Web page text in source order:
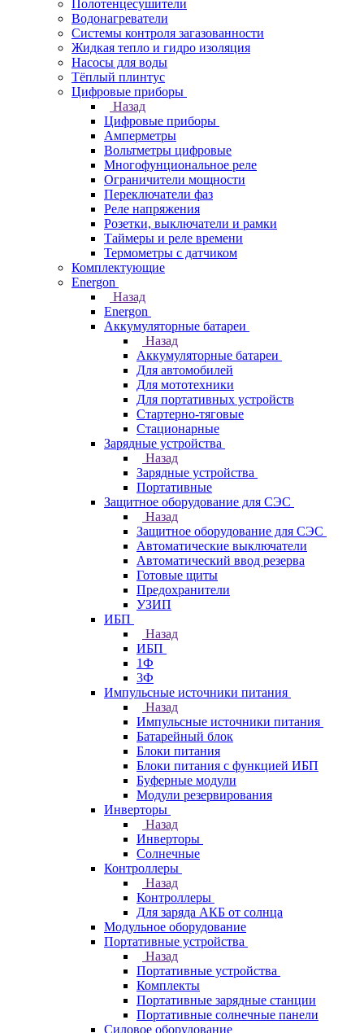
Полотенцесушители
Водонагреватели
Системы контроля загазованности
Жидкая тепло и гидро изоляция
Насосы для воды
Тёплый плинтус
Цифровые приборы
Назад
Цифровые приборы
Амперметры
Вольтметры цифровые
Многофунциональное реле
Ограничители мощности
Переключатели фаз
Реле напряжения
Розетки, выключатели и рамки
Таймеры и реле времени
Термометры c датчиком
Комплектующие
Energon
Назад
Energon
Аккумуляторные батареи
Назад
Аккумуляторные батареи
Для автомобилей
Для мототехники
Для портативных устройств
Стартерно-тяговые
Стационарные
Зарядные устройства
Назад
Зарядные устройства
Портативные
Защитное оборудование для СЭС
Назад
Защитное оборудование для СЭС
Автоматические выключатели
Автоматический ввод резерва
Готовые щиты
Предохранители
УЗИП
ИБП
Назад
ИБП
1Ф
3Ф
Импульсные источники питания
Назад
Импульсные источники питания
Батарейный блок
Блоки питания
Блоки питания с функцией ИБП
Буферные модули
Модули резервирования
Инверторы
Назад
Инверторы
Солнечные
Контроллеры
Назад
Контроллеры
Для заряда АКБ от солнца
Модульное оборудование
Портативные устройства
Назад
Портативные устройства
Комплекты
Портативные зарядные станции
Портативные солнечные панели
Силовое оборудование